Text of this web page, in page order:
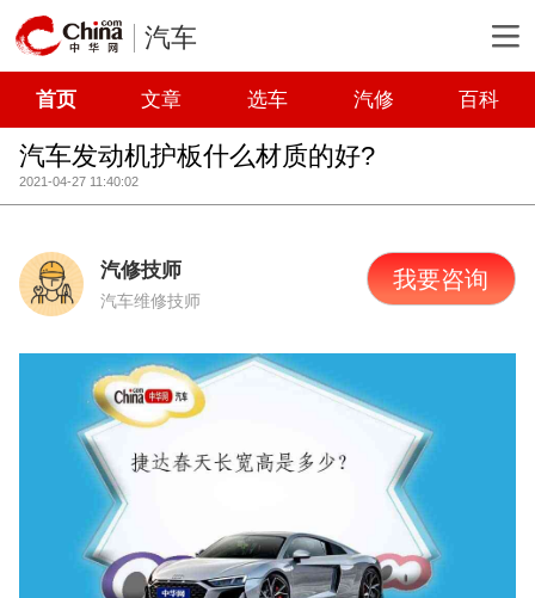
汽车
首页 文章 选车 汽修 百科
汽车发动机护板什么材质的好?
2021-04-27 11:40:02
汽修技师
汽车维修技师
我要咨询